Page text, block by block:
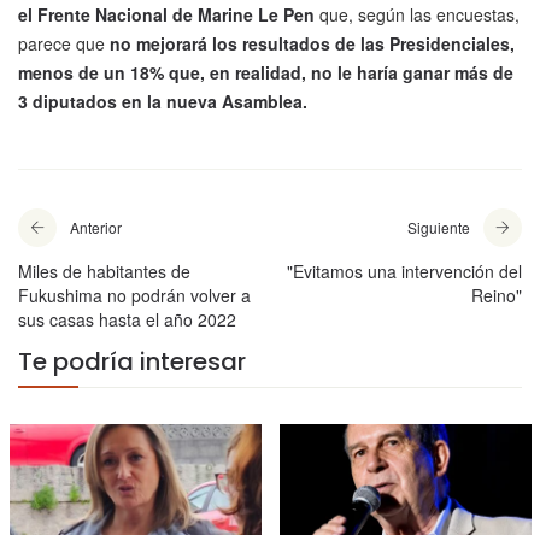
el Frente Nacional de Marine Le Pen que, según las encuestas,
parece que no mejorará los resultados de las Presidenciales,
menos de un 18% que, en realidad, no le haría ganar más de
3 diputados en la nueva Asamblea.
Anterior
Miles de habitantes de
Fukushima no podrán volver a
sus casas hasta el año 2022
Siguiente
"Evitamos una intervención del
Reino"
Te podría interesar